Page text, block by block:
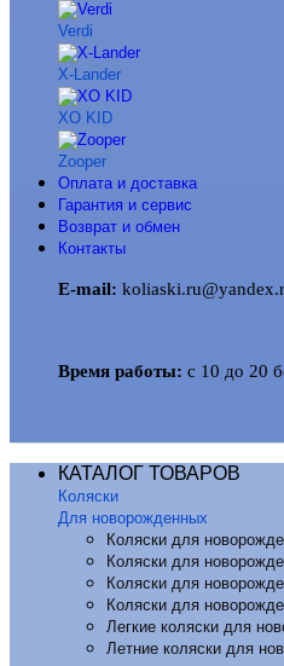
Verdi
X-Lander
XO KID
Zooper
Оплата и доставка
Гарантия и сервис
Возврат и обмен
Контакты
E-mail:
Время работы: с 10 до 20
КАТАЛОГ ТОВАРОВ
Коляски
Для новорожденных
Коляски для
Коляски для
Коляски для
Коляски для
Легкие коляски для
Летние коляски для